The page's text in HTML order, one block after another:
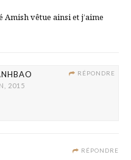
Amish vêtue ainsi et j’aime
RÉPONDRE
2015
RÉPONDRE